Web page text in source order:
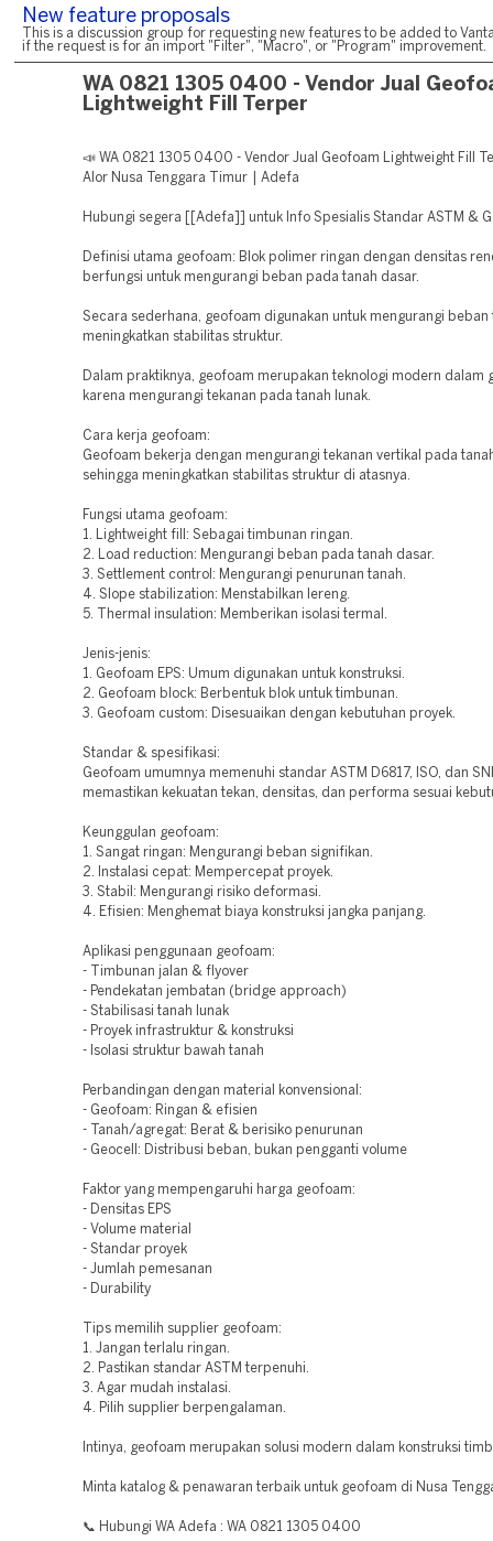
New feature proposals
This is a discussion group for requesting new features to be added to
if the request is for an import "Filter", "Macro", or "Program" improvement.
WA 0821 1305 0400 - Vendor Jual
Lightweight Fill Terper
📣 WA 0821 1305 0400 - Vendor Jual Geofoam Lightweight Fill
Alor Nusa Tenggara Timur | Adefa
Hubungi segera [[Adefa]] untuk Info Spesialis Standar ASTM &
Definisi utama geofoam: Blok polimer ringan dengan densitas
berfungsi untuk mengurangi beban pada tanah dasar.
Secara sederhana, geofoam digunakan untuk mengurangi beban
meningkatkan stabilitas struktur.
Dalam praktiknya, geofoam merupakan teknologi modern dalam
karena mengurangi tekanan pada tanah lunak.
Cara kerja geofoam:
Geofoam bekerja dengan mengurangi tekanan vertikal pada
sehingga meningkatkan stabilitas struktur di atasnya.
Fungsi utama geofoam:
1. Lightweight fill: Sebagai timbunan ringan.
2. Load reduction: Mengurangi beban pada tanah dasar.
3. Settlement control: Mengurangi penurunan tanah.
4. Slope stabilization: Menstabilkan lereng.
5. Thermal insulation: Memberikan isolasi termal.
Jenis-jenis:
1. Geofoam EPS: Umum digunakan untuk konstruksi.
2. Geofoam block: Berbentuk blok untuk timbunan.
3. Geofoam custom: Disesuaikan dengan kebutuhan proyek.
Standar & spesifikasi:
Geofoam umumnya memenuhi standar ASTM D6817, ISO, dan
memastikan kekuatan tekan, densitas, dan performa sesuai
Keunggulan geofoam:
1. Sangat ringan: Mengurangi beban signifikan.
2. Instalasi cepat: Mempercepat proyek.
3. Stabil: Mengurangi risiko deformasi.
4. Efisien: Menghemat biaya konstruksi jangka panjang.
Aplikasi penggunaan geofoam:
- Timbunan jalan & flyover
- Pendekatan jembatan (bridge approach)
- Stabilisasi tanah lunak
- Proyek infrastruktur & konstruksi
- Isolasi struktur bawah tanah
Perbandingan dengan material konvensional:
- Geofoam: Ringan & efisien
- Tanah/agregat: Berat & berisiko penurunan
- Geocell: Distribusi beban, bukan pengganti volume
Faktor yang mempengaruhi harga geofoam:
- Densitas EPS
- Volume material
- Standar proyek
- Jumlah pemesanan
- Durability
Tips memilih supplier geofoam:
1. Jangan terlalu ringan.
2. Pastikan standar ASTM terpenuhi.
3. Agar mudah instalasi.
4. Pilih supplier berpengalaman.
Intinya, geofoam merupakan solusi modern dalam konstruksi
Minta katalog & penawaran terbaik untuk geofoam di Nusa
📞 Hubungi WA Adefa : WA 0821 1305 0400